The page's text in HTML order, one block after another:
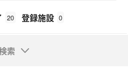
20 登録施設 0
索